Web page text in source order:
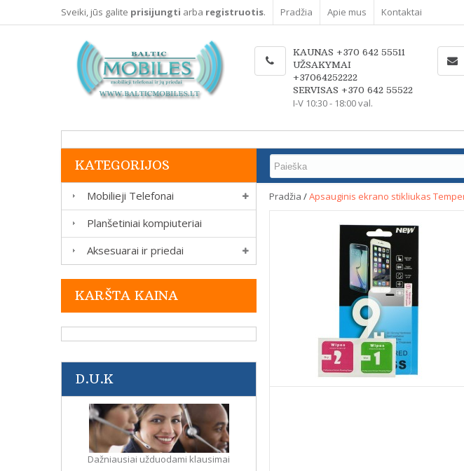
Sveiki, jūs galite prisijungti arba registruotis. Pradžia Apie mus Kontaktai
KAUNAS +370 642 55511
UŽSAKYMAI
+37064252222
SERVISAS +370 642 55522
I-V 10:30 - 18:00 val.
KATEGORIJOS
Mobilieji Telefonai
Planšetiniai kompiuteriai
Aksesuarai ir priedai
KARŠTA KAINA
D.U.K
Dažniausiai užduodami klausimai
Pradžia /Apsauginis ekrano stikliukas